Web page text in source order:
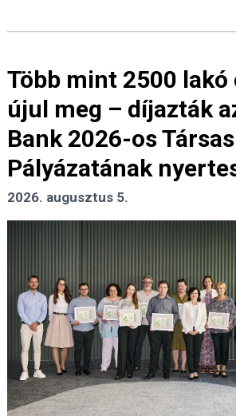
Több mint 2500
újul meg – díjazták
Bank 2026-os
Pályázatának
2026. augusztus 5.